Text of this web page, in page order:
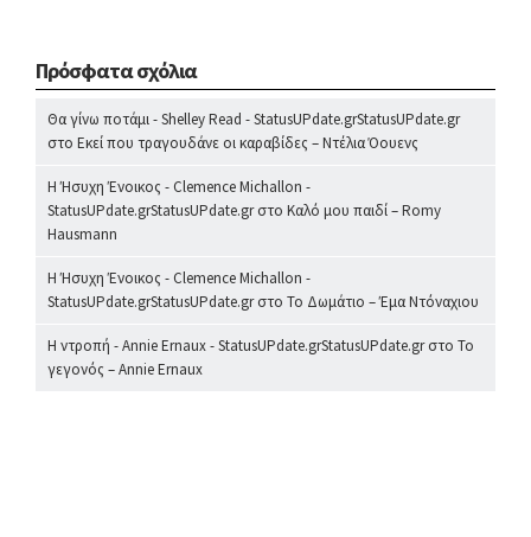
Πρόσφατα σχόλια
Θα γίνω ποτάμι - Shelley Read - StatusUPdate.grStatusUPdate.gr
στο Εκεί που τραγουδάνε οι καραβίδες – Ντέλια Όουενς
Η Ήσυχη Ένοικος - Clemence Michallon -
StatusUPdate.grStatusUPdate.grστο Καλό μου παιδί – Romy
Hausmann
Η Ήσυχη Ένοικος - Clemence Michallon -
StatusUPdate.grStatusUPdate.grστο Το Δωμάτιο – Έμα Ντόναχιου
Η ντροπή - Annie Ernaux - StatusUPdate.grStatusUPdate.grστο Το
γεγονός – Annie Ernaux